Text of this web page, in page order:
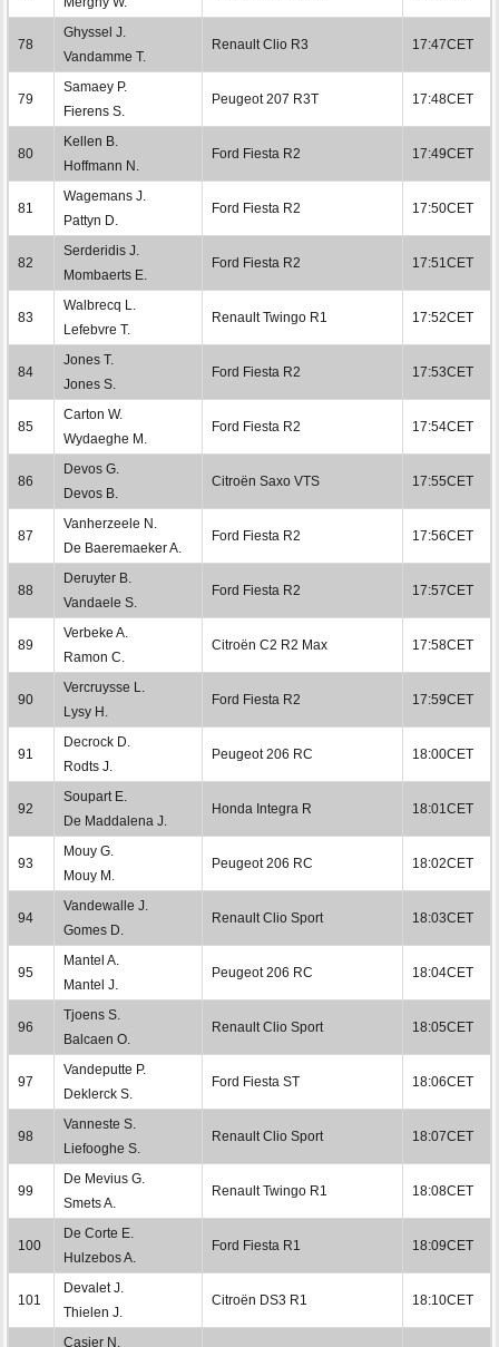
78
Ghyssel J.
Vandamme T.
Renault Clio R3 17:47CET
79
Samaey P.
Fierens S.
Peugeot 207 R3T 17:48CET
80
Kellen B.
Hoffmann N.
Ford Fiesta R2 17:49CET
81
Wagemans J.
Pattyn D.
Ford Fiesta R2 17:50CET
82
Serderidis J.
Mombaerts E.
Ford Fiesta R2 17:51CET
83
Walbrecq L.
Lefebvre T.
Renault Twingo R1 17:52CET
84
Jones T.
Jones S.
Ford Fiesta R2 17:53CET
85
Carton W.
Wydaeghe M.
Ford Fiesta R2 17:54CET
86
Devos G.
Devos B.
Citroën Saxo VTS 17:55CET
87
Vanherzeele N.
De Baeremaeker A.
Ford Fiesta R2 17:56CET
88
Deruyter B.
Vandaele S.
Ford Fiesta R2 17:57CET
89
Verbeke A.
Ramon C.
Citroën C2 R2 Max 17:58CET
90
Vercruysse L.
Lysy H.
Ford Fiesta R2 17:59CET
91
Decrock D.
Rodts J.
Peugeot 206 RC 18:00CET
92
Soupart E.
De Maddalena J.
Honda Integra R 18:01CET
93
Mouy G.
Mouy M.
Peugeot 206 RC 18:02CET
94
Vandewalle J.
Gomes D.
Renault Clio Sport 18:03CET
95
Mantel A.
Mantel J.
Peugeot 206 RC 18:04CET
96
Tjoens S.
Balcaen O.
Renault Clio Sport 18:05CET
97
Vandeputte P.
Deklerck S.
Ford Fiesta ST 18:06CET
98
Vanneste S.
Liefooghe S.
Renault Clio Sport 18:07CET
99
De Mevius G.
Smets A.
Renault Twingo R1 18:08CET
100
De Corte E.
Hulzebos A.
Ford Fiesta R1 18:09CET
101
Devalet J.
Thielen J.
Citroën DS3 R1 18:10CET
Casier N.